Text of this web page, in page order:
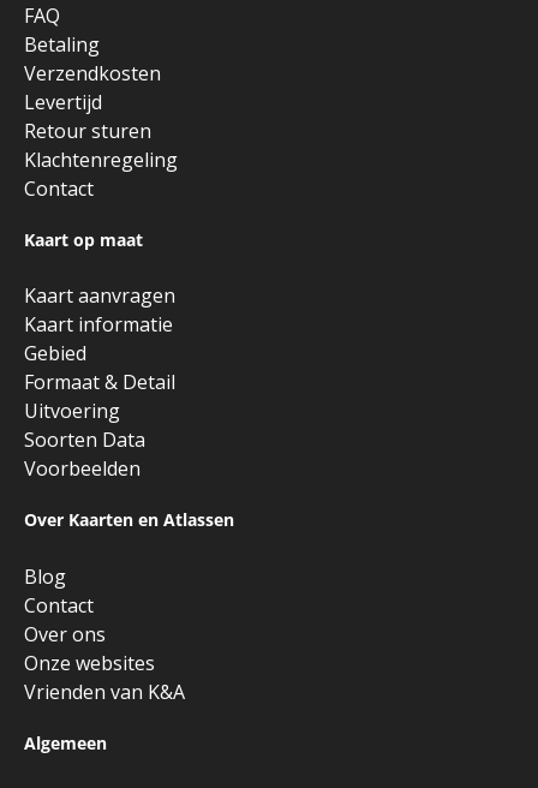
FAQ
Betaling
Verzendkosten
Levertijd
Retour sturen
Klachtenregeling
Contact
Kaart op maat
Kaart aanvragen
Kaart informatie
Gebied
Formaat & Detail
Uitvoering
Soorten Data
Voorbeelden
Over Kaarten en Atlassen
Blog
Contact
Over ons
Onze websites
Vrienden van K&A
Algemeen